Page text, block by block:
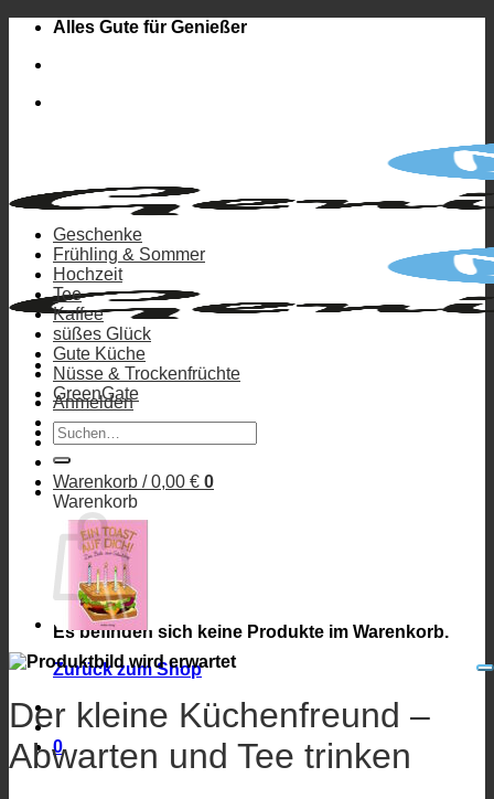
Zum
springen
Alles Gute für Genießer
Anmelden
Warenkorb /0,00 € 0
Warenkorb
Es befinden sich keine Produkte im Warenkorb.
Zurück zum Shop
0
Geschenke
Frühling & Sommer
Hochzeit
Tee
Kaffee
süßes Glück
Gute Küche
Nüsse & Trockenfrüchte
GreenGate
Suchen
nach:
Der kleine Küchenfreund –
Abwarten und Tee trinken